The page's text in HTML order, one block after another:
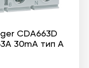
CDA663D
30mA тип А